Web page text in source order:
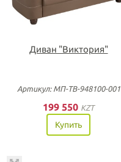
Диван "Виктория"
Артикул: МП-ТВ-948100-001
199 550 KZT
Купить